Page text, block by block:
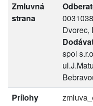
Zmluvná
strana
Dvorec,
spol
Prílohy